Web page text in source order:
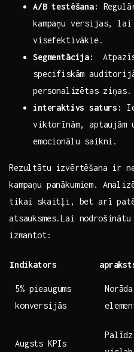
A/B testēšana:
kampaņu versijas,
visefektīvākie.
Segmentācija:
specifiskām
⁤personalizētas‌ ziņas.
interaktīvs saturs:
viktorīnām,
emocionālu saikni.
Rezultātu izvērtēšana ir
kampaņu panākumiem.
tikai skaitļi, bet arī
atsauksmes.Lai
⁤izmantot:
Indikators
5% ‌pieaugums
‌konversijās
Augsts KPIs